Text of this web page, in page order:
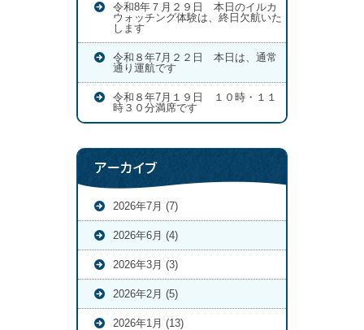
令和8年７月２９日 本日のイルカ
ウォッチング体験は、終日欠航いた
します
令和８年7月２２日 本日は、通常
通り運航です
令和８年7月１９日 １０時・１１
時３０分満席です
アーカイブ
2026年7月 (7)
2026年6月 (4)
2026年3月 (3)
2026年2月 (5)
2026年1月 (13)